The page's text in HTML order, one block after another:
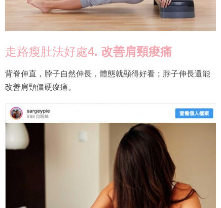
走路瘦肚法好處4. 改善肩頸痠痛
背脊伸直，脖子自然伸長，體態就顯得好看；脖子伸長還能
改善肩頸僵硬痠痛。